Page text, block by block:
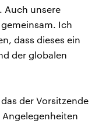
Auch unsere
Ich
dass dieses ein
der globalen
der Vorsitzende